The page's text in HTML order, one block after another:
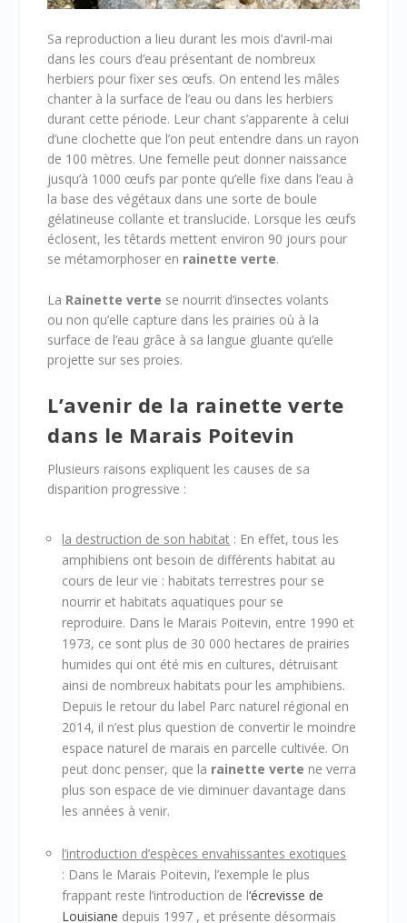
Sa reproduction a lieu durant les mois d’avril-mai
dans les cours d’eau présentant de nombreux
herbiers pour fixer ses œufs. On entend les mâles
chanter à la surface de l’eau ou dans les herbiers
durant cette période. Leur chant s’apparente à celui
d’une clochette que l’on peut entendre dans un rayon
de 100 mètres. Une femelle peut donner naissance
jusqu’à 1000 œufs par ponte qu’elle fixe dans l’eau à
la base des végétaux dans une sorte de boule
gélatineuse collante et translucide. Lorsque les œufs
éclosent, les têtards mettent environ 90 jours pour
se métamorphoser en rainette verte.
La Rainette verte se nourrit d’insectes volants
ou non qu’elle capture dans les prairies où à la
surface de l’eau grâce à sa langue gluante qu’elle
projette sur ses proies.
L’avenir de la rainette verte
dans le Marais Poitevin
Plusieurs raisons expliquent les causes de sa
disparition progressive :
la destruction de son habitat : En effet, tous les
amphibiens ont besoin de différents habitat au
cours de leur vie : habitats terrestres pour se
nourrir et habitats aquatiques pour se
reproduire. Dans le Marais Poitevin, entre 1990 et
1973, ce sont plus de 30 000 hectares de prairies
humides qui ont été mis en cultures, détruisant
ainsi de nombreux habitats pour les amphibiens.
Depuis le retour du label Parc naturel régional en
2014, il n’est plus question de convertir le moindre
espace naturel de marais en parcelle cultivée. On
peut donc penser, que la rainette verte ne verra
plus son espace de vie diminuer davantage dans
les années à venir.
l’introduction d’espèces envahissantes exotiques
: Dans le Marais Poitevin, l’exemple le plus
frappant reste l’introduction de l‘écrevisse de
Louisiane depuis 1997 , et présente désormais